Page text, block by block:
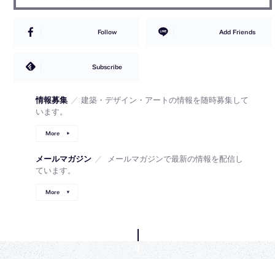
Follow Add Friends
Subscribe
情報募集 ／ 建築・デザイン・アートの情報を随時募集して
います。
More
メールマガジン ／
メールマガジンで最新の情報を配信し
ています。
More